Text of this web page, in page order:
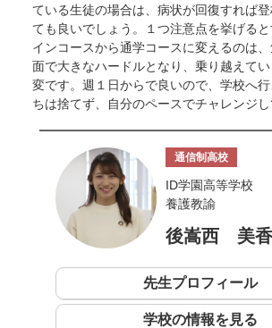
ている生徒の場合は、病状が回復すれば
ても良いでしょう。１つ注意点を挙げる
インコースから通学コースに変えるのは
面で大きなハードルとなり、乗り越えて
変です。週１日からで良いので、学校へ
ちは捨てず、自分のペースでチャレンジし
通信制高校
ID学園高等学校
養護教諭
後嵩西 美
先生プロフィール
学校の情報を見る